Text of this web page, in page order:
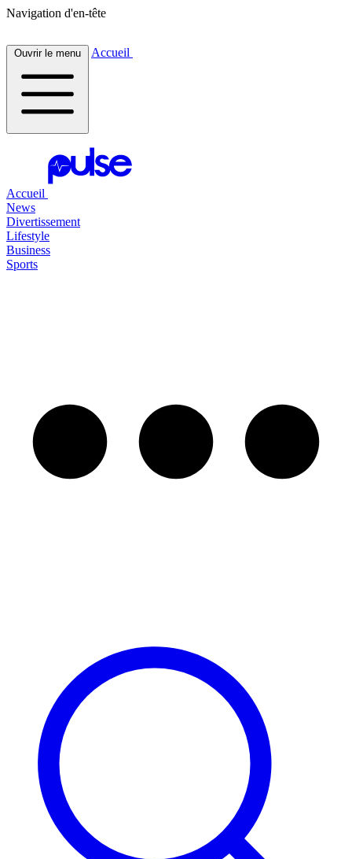
Navigation d'en-tête
Ouvrir le menu Accueil
Accueil
News
Divertissement
Lifestyle
Business
Sports